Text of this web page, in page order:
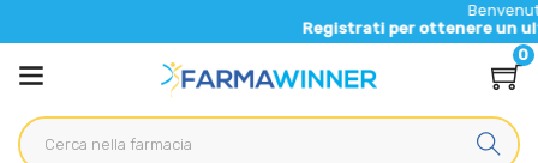
Benvenuto nel
Registrati per ottenere un
0